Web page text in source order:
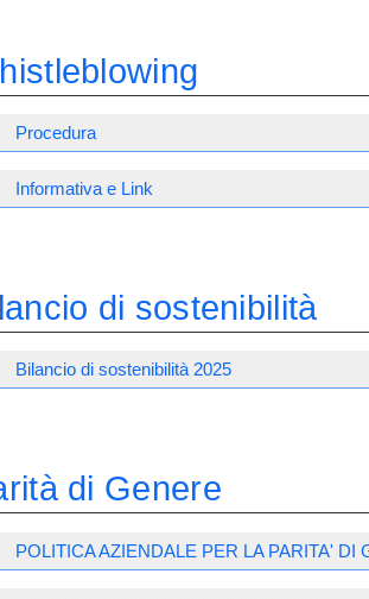
Procedura
Informativa e Link
di sostenibilità
Bilancio di sostenibilità 2025
di Genere
POLITICA AZIENDALE PER LA PARITA' DI